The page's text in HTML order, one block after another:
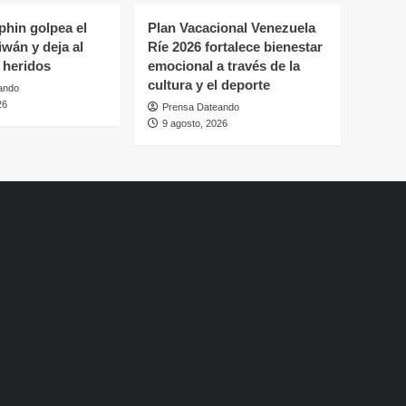
golpea el
y deja al
heridos
Plan Vacacional Venezuela
Ríe 2026 fortalece bienestar
emocional a través de la
cultura y el deporte
Prensa Dateando
9 agosto, 2026